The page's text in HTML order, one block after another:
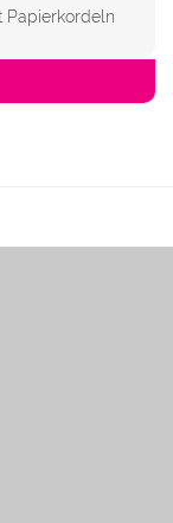
Papierkordeln